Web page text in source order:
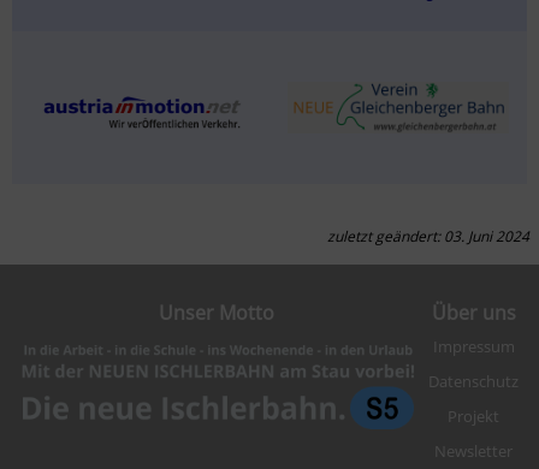
zuletzt geändert: 03. Juni 2024
Unser Motto Über uns
Impressum
Datenschutz
Projekt
Newsletter